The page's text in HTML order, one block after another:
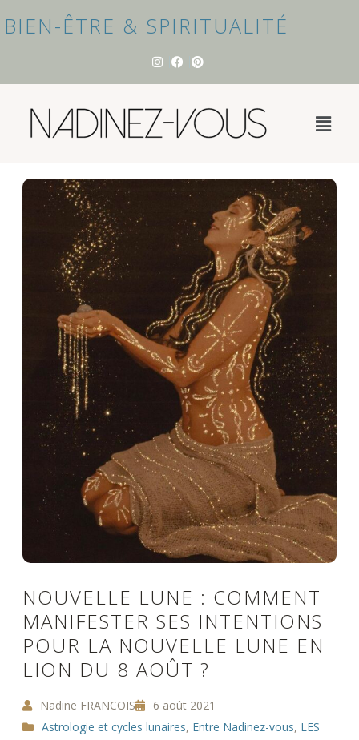
BIEN-ÊTRE & SPIRITUALITÉ
NOUVELLE LUNE : COMMENT
MANIFESTER SES INTENTIONS
POUR LA NOUVELLE LUNE EN
LION DU 8 AOÛT ?
Nadine FRANCOIS
6 août 2021
Astrologie et cycles lunaires, Entre Nadinez-vous, LES